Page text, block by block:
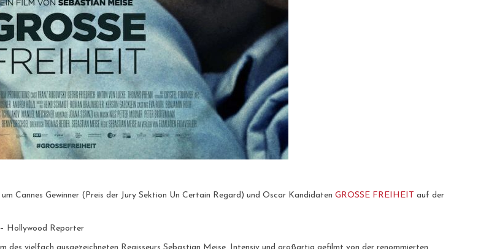
Cannes Gewinner (Preis der Jury Sektion Un Certain Regard) und Oscar Kandidaten GROSSE FREIHEIT auf der
– Hollywood Reporter